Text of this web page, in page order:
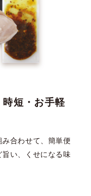
短・お手軽
合わせて、簡単便
い、くせになる味